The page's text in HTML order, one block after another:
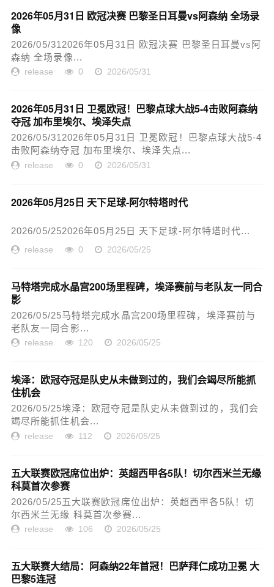
2026年05月31日 欧冠决赛 巴黎圣日耳曼vs阿森纳 全场录
像
2026/05/312026年05月31日 欧冠决赛 巴黎圣日耳曼vs阿
森纳 全场录像...
release 0 2026/05/31
2026年05月31日 卫冕欧冠！巴黎点球大战5-4击败阿森纳
夺冠 加布里埃尔、埃泽失点
2026/05/312026年05月31日 卫冕欧冠！巴黎点球大战5-4
击败阿森纳夺冠 加布里埃尔、埃泽失点...
release 0 2026/05/31
2026年05月25日 天下足球-阿尔特塔时代
2026/05/252026年05月25日 天下足球-阿尔特塔时代...
release 0 2026/05/25
马特塔完成水晶宫200场里程碑，埃泽赛前与老队友一同合
影
2026/05/25马特塔完成水晶宫200场里程碑，埃泽赛前与
老队友一同合影...
release 120 2026/05/25
埃泽：欧冠夺冠是队史从未做到过的，我们会竭尽所能抓
住机会
2026/05/25埃泽：欧冠夺冠是队史从未做到过的，我们会
竭尽所能抓住机会...
release 112 2026/05/25
五大联赛欧冠席位出炉：英超西甲各5队！切尔西米兰无缘
科莫首次参赛
2026/05/25五大联赛欧冠席位出炉：英超西甲各5队！切
尔西米兰无缘 科莫首次参赛...
release 106 2026/05/25
五大联赛大结局：阿森纳22年首冠！巴萨拜仁成功卫冕 大
巴黎5连冠